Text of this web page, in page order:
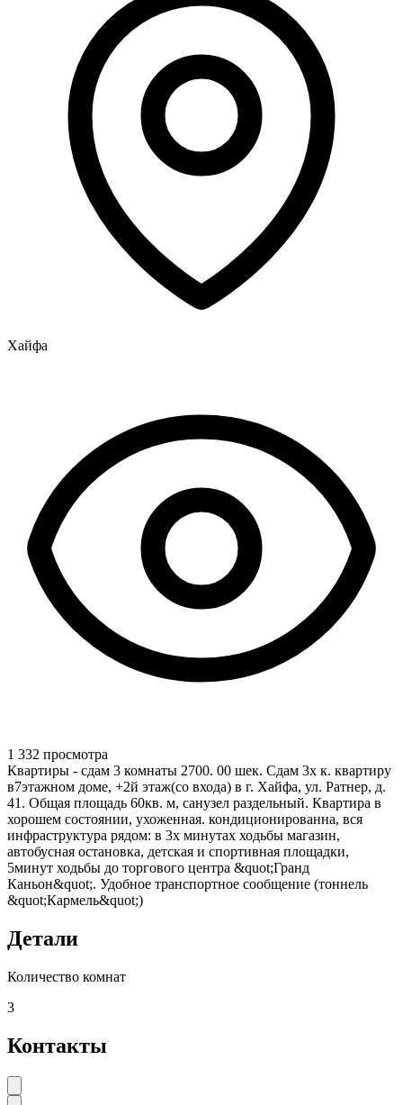
Хайфа
1 332 просмотра
Квартиры - сдам 3 комнаты 2700. 00 шек. Сдам 3х к. квартиру
в7этажном доме, +2й этаж(со входа) в г. Хайфа, ул. Ратнер, д.
41. Общая площадь 60кв. м, санузел раздельный. Квартира в
хорошем состоянии, ухоженная. кондиционированна, вся
инфраструктура рядом: в 3х минутах ходьбы магазин,
автобусная остановка, детская и спортивная площадки,
5минут ходьбы до торгового центра &quot;Гранд
Каньон&quot;. Удобное транспортное сообщение (тоннель
&quot;Кармель&quot;)
Детали
Количество комнат
3
Контакты